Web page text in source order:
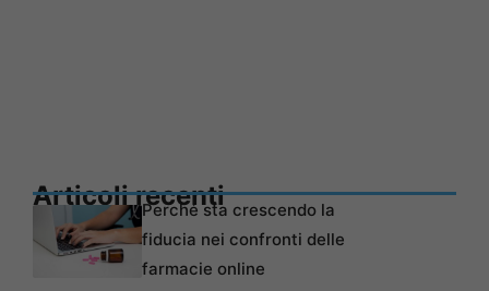
Articoli recentiPerché sta crescendo la
fiducia nei confronti delle
farmacie online